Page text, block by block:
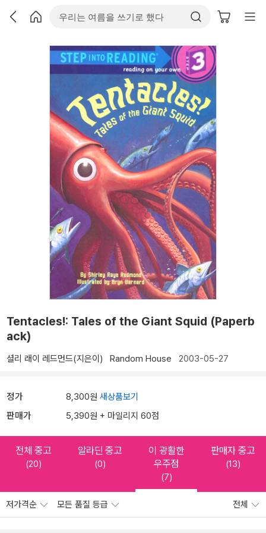
Tentacles!: Tales of the Giant Squid (Paperb
ack)
셜리 래이 레드먼드(지은이) Random House 2003-05-27
정가 8,300원 새상품보기
판매가 5,390원 + 마일리지 60점
전체 중고
(20)
알라딘 중고
(0)
이 광활한
우주점
(7)
판매자 중고
(13)
저가격순 모든 품질 등급 전체